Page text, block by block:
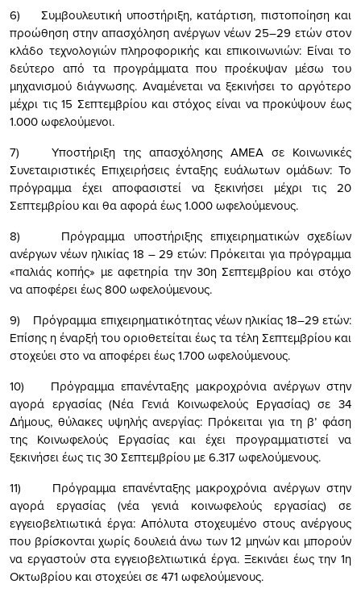
6) Συμβουλευτική υποστήριξη, κατάρτιση, πιστοποίηση και
προώθηση στην απασχόληση ανέργων νέων 25–29 ετών στον
κλάδο τεχνολογιών πληροφορικής και επικοινωνιών: Είναι το
δεύτερο από τα προγράμματα που προέκυψαν μέσω του
μηχανισμού διάγνωσης. Αναμένεται να ξεκινήσει το αργότερο
μέχρι τις 15 Σεπτεμβρίου και στόχος είναι να προκύψουν έως
1.000 ωφελούμενοι.
7) Υποστήριξη της απασχόλησης ΑΜΕΑ σε Κοινωνικές
Συνεταιριστικές Επιχειρήσεις ένταξης ευάλωτων ομάδων: Το
πρόγραμμα έχει αποφασιστεί να ξεκινήσει μέχρι τις 20
Σεπτεμβρίου και θα αφορά έως 1.000 ωφελούμενους.
8) Πρόγραμμα υποστήριξης επιχειρηματικών σχεδίων
ανέργων νέων ηλικίας 18 – 29 ετών: Πρόκειται για πρόγραμμα
«παλιάς κοπής» με αφετηρία την 30η Σεπτεμβρίου και στόχο
να αποφέρει έως 800 ωφελούμενους.
9) Πρόγραμμα επιχειρηματικότητας νέων ηλικίας 18–29 ετών:
Επίσης η έναρξή του οριοθετείται έως τα τέλη Σεπτεμβρίου και
στοχεύει στο να αποφέρει έως 1.700 ωφελούμενους.
10) Πρόγραμμα επανένταξης μακροχρόνια ανέργων στην
αγορά εργασίας (Νέα Γενιά Κοινωφελούς Εργασίας) σε 34
Δήμους, θύλακες υψηλής ανεργίας: Πρόκειται για τη β’ φάση
της Κοινωφελούς Εργασίας και έχει προγραμματιστεί να
ξεκινήσει έως τις 30 Σεπτεμβρίου με 6.317 ωφελούμενους.
11) Πρόγραμμα επανένταξης μακροχρόνια ανέργων στην
αγορά εργασίας (νέα γενιά κοινωφελούς εργασίας) σε
εγγειοβελτιωτικά έργα: Απόλυτα στοχευμένο στους ανέργους
που βρίσκονται χωρίς δουλειά άνω των 12 μηνών και μπορούν
να εργαστούν στα εγγειοβελτιωτικά έργα. Ξεκινάει έως την 1η
Οκτωβρίου και στοχεύει σε 471 ωφελούμενους.